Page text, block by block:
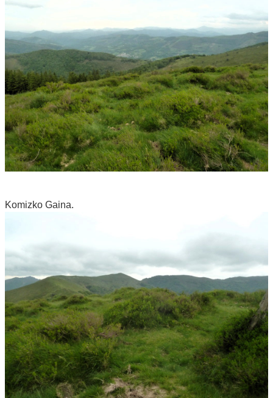
Komizko Gaina.